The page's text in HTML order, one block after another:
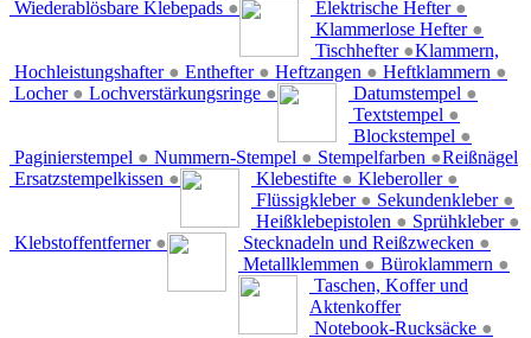
Wiederablösbare Klebepads ● Elektrische Hefter ●
Klammerlose Hefter ●
Tischhefter ●
Hochleistungshafter ● Enthefter ● Heftzangen ● Heftklammern ●
Locher ● Lochverstärkungsringe ● Datumstempel ●
Textstempel ●
Blockstempel ●
Paginierstempel ● Nummern-Stempel ● Stempelfarben ●
Ersatzstempelkissen ● Klebestifte ● Kleberoller ●
Flüssigkleber ● Sekundenkleber ●
Heißklebepistolen ● Sprühkleber ●
Klebstoffentferner ●
Klammern,
Reißnägel
Stecknadeln und Reißzwecken ●
Metallklemmen ● Büroklammern ●
Taschen, Koffer und
Aktenkoffer
Notebook-Rucksäcke ●